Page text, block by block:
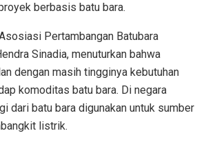
berbasis batu bara.
Pertambangan Batubara
Sinadia, menuturkan bahwa
dengan masih tingginya kebutuhan
komoditas batu bara. Di negara
dari batu bara digunakan untuk sumber
listrik.